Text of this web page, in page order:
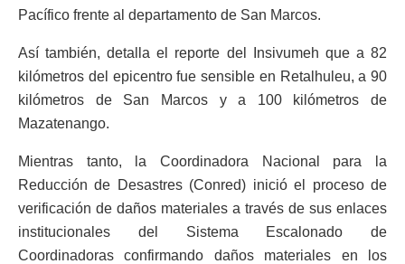
Pacífico frente al departamento de San Marcos.
Así también, detalla el reporte del Insivumeh que a 82
kilómetros del epicentro fue sensible en Retalhuleu, a 90
kilómetros de San Marcos y a 100 kilómetros de
Mazatenango.
Mientras tanto, la Coordinadora Nacional para la
Reducción de Desastres (Conred) inició el proceso de
verificación de daños materiales a través de sus enlaces
institucionales del Sistema Escalonado de
Coordinadoras confirmando daños materiales en los